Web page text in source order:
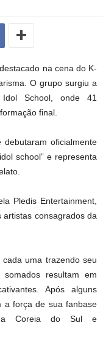
na cena do K-
O grupo surgiu a
School, onde 41
final.
oficialmente
school” e representa
Pledis Entertainment,
artistas consagrados da
uma trazendo seu
resultam em
Após alguns
a força de sua fanbase
Coreia do Sul e